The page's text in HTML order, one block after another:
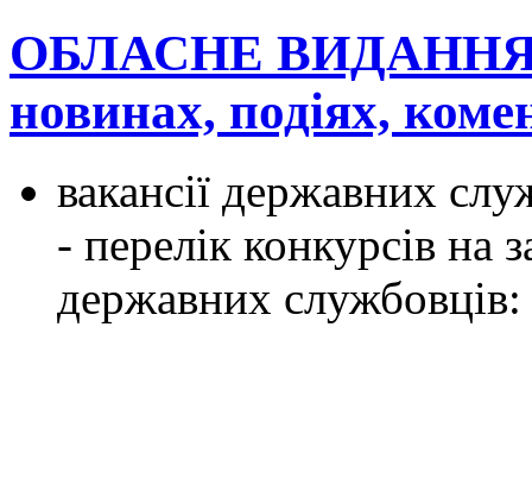
ОБЛАСНЕ
новинах, подіях,
вакансії державних
- перелік конкурсів на
державних службовців: